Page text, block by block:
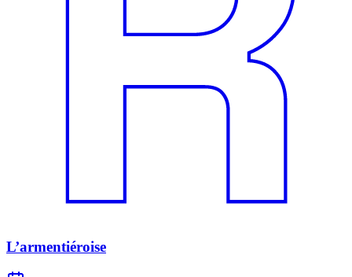
L’armentiéroise